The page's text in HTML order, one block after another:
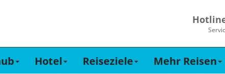
Hotel Reiseziele Mehr Reisen